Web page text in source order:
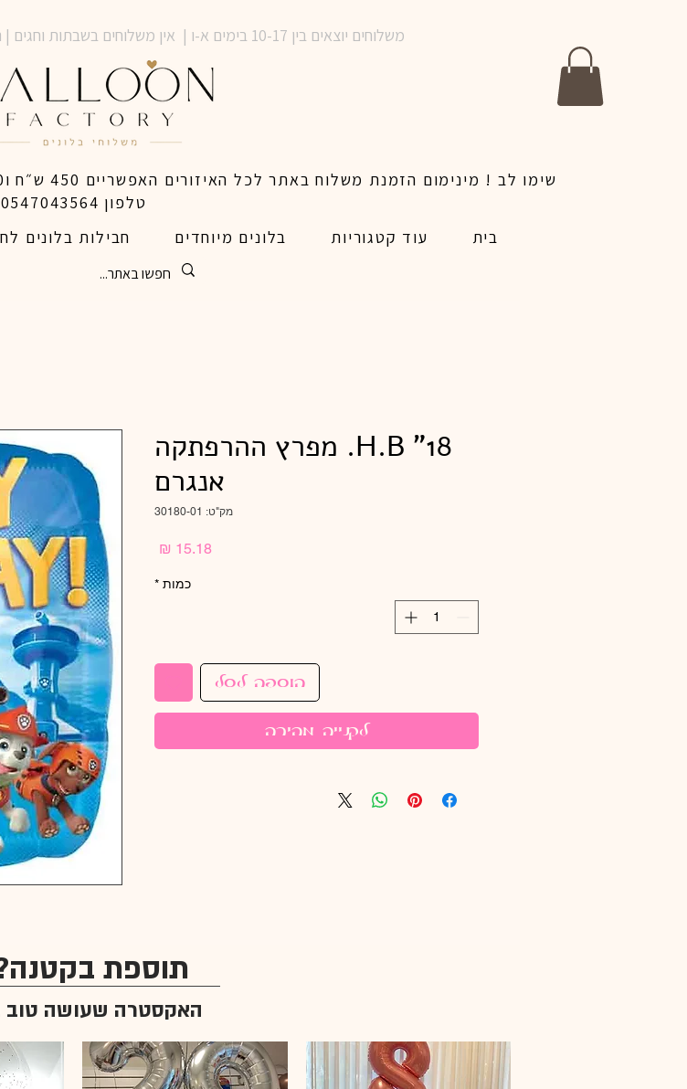
משלוחים יוצאים בין 10-17 בימים א-ו | אין משלוחים בשבתות וחגים | ניתן לבצע הזמנה לאותו היום עד שעה 14:00
טלפון 0547043564
בית
עוד קטגוריות בלונים מיוחדים חבילות בלונים
H.B "18. מפרץ ההרפתקה
אנגרם
מק"ט: 30180-01
כמות *
הוספה לסל
לקנייה מהירה
תוספת
האקסטרה שעושה טוב